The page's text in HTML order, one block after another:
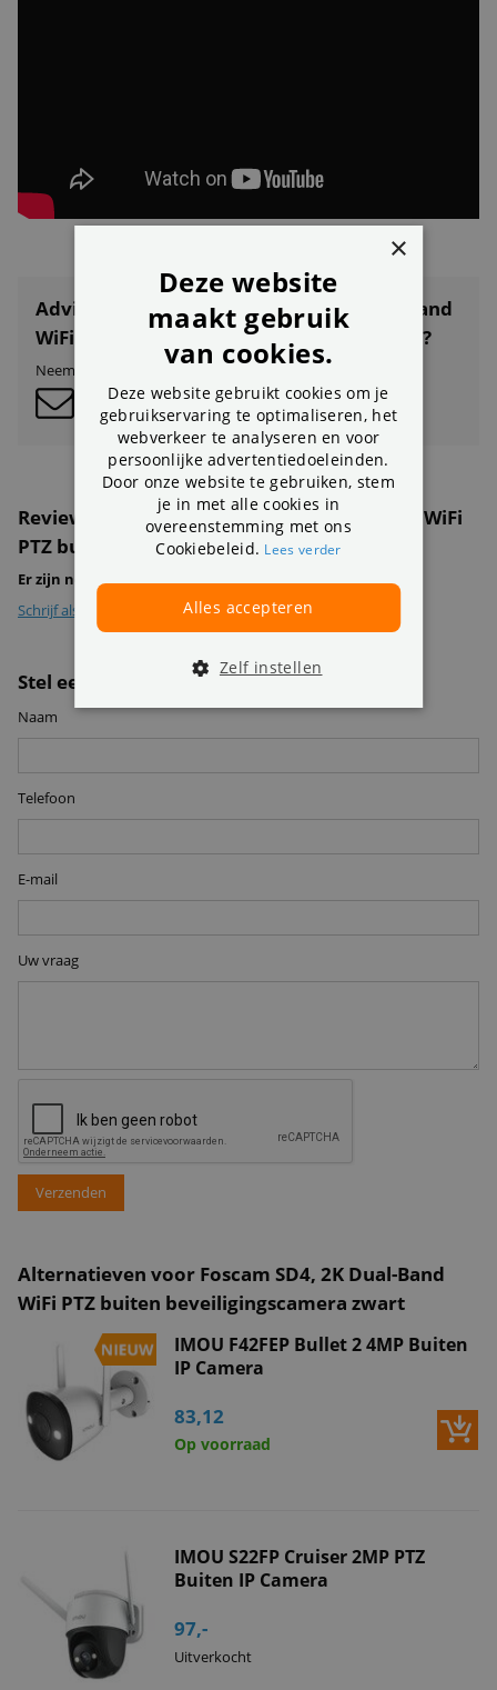
Advies nodig over Foscam SD4, 2K Dual-Band
WiFi PTZ buiten beveiligingscamera zwart?
Neem contact op met onze klantenservice:
Reviews over de Foscam SD4, 2K Dual-Band WiFi
PTZ buiten beveiligingscamera zwart
Er zijn nog geen review geplaatst voor dit product
Schrijf als eerste een review
Stel een vraag
Naam
Telefoon
E-mail
Uw vraag
Verzenden
Alternatieven voor Foscam SD4, 2K Dual-Band
WiFi PTZ buiten beveiligingscamera zwart
IMOU F42FEP Bullet 2 4MP Buiten
IP Camera
83,12
Op voorraad
IMOU S22FP Cruiser 2MP PTZ
Buiten IP Camera
97,-
Uitverkocht
×
Deze website
maakt gebruik
van cookies.
Deze website gebruikt cookies om je
gebruikservaring te optimaliseren, het
webverkeer te analyseren en voor
persoonlijke advertentiedoeleinden.
Door onze website te gebruiken, stem
je in met alle cookies in
overeenstemming met ons
Cookiebeleid. Lees verder
Alles accepteren
Zelf instellen